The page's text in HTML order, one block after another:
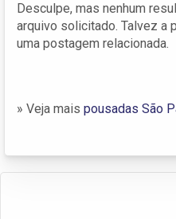
Desculpe, mas nenhum
arquivo solicitado. Talvez a
uma postagem relacionada.
» Veja mais pousadas São